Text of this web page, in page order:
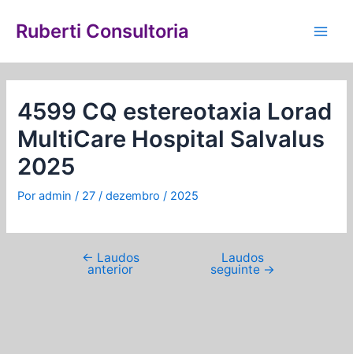
para
conteúdo
Ruberti Consultoria
4599 CQ estereotaxia Lorad
MultiCare Hospital Salvalus
2025
Poradmin/ 27 / dezembro / 2025
de
← Laudos
anterior
Laudos
seguinte →